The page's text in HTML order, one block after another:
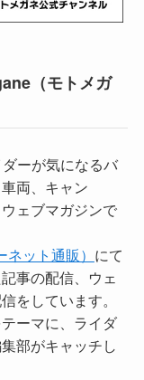
（モトメガ
ーが気になるバ
両、キャン
ェブマガジンで
ット通販） にて
事の配信、ウェ
をしています。
ーマに、ライダ
部がキャッチし